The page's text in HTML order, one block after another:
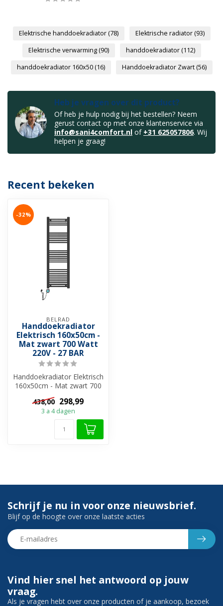
Elektrische handdoekradiator(78) Elektrische radiator(93)
Elektrische verwarming(90) handdoekradiator(112)
handdoekradiator 160x50(16) Handdoekradiator Zwart(56)
Heb je vragen over dit product?
Of heb je hulp nodig bij het bestellen? Neem
gerust contact op met onze klantenservice via
info@sani4comfort.nl of +31 625057806. Wij
helpen je graag!
Recent bekeken
-32%
BELRAD
Handdoekradiator
Elektrisch 160x50cm -
Mat zwart 700 Watt
220V - 27 BAR
Handdoekradiator Elektrisch
160x50cm - Mat zwart 700
Watt 220V is een perfecte ...
438,00 298,99
3 a 4 dagen
Vind hier snel het antwoord op jouw
vraag.
Als je vragen hebt over onze producten of je aankoop, bezoek
Schrijf je nu in voor onze nieuwsbrief.
Blijf op de hoogte over onze laatste acties